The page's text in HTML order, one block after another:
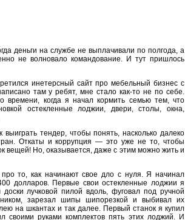
деньги на службе не выплачивали по полгода, а
не волновало командование. И тут пришлось
инетерсный сайт про мебельный бизнес с
там у ребят, мне стало как-то не по себе.
времени, когда я начал кормить семью тем, что
остекленные лоджии, двери, столы, окна,
выиграть тендер, чтобы понять, насколько далеко
Откаты и коррупция — это уже не то, чтобы
вещей! Но, оказывается, даже с этим можно жить и
то, как начинают свое дло с нуля. Я начинал
долларов. Первые свои остекленные лоджии я
лучковой пилой вдоль, фуговал под ручной
зарезал шипы шипорезкой и выбивал их
на шкантах и так далее. Первый станок я купил
своими руками комплектов пять этих лоджий. И